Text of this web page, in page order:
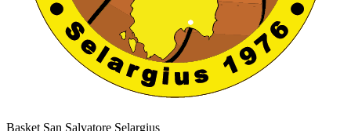
Basket San Salvatore Selargius